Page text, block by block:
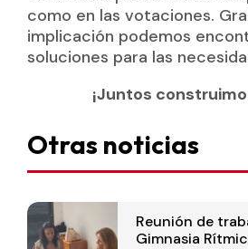
como en las votaciones.
implicación podemos
soluciones para las
¡Juntos
Otras noticias
Reunión de
Gimnasia